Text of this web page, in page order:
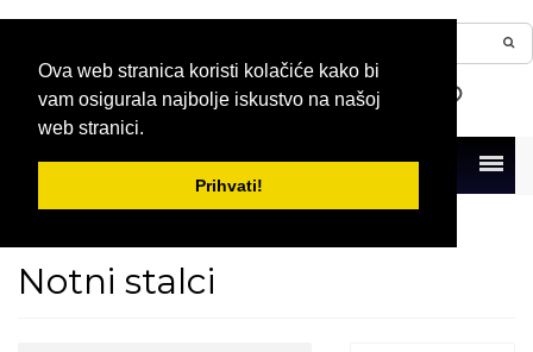
Ova web stranica koristi kolačiće kako bi
vam osigurala najbolje iskustvo na našoj
web stranici.
Prihvati!
Menu
Notni stalci